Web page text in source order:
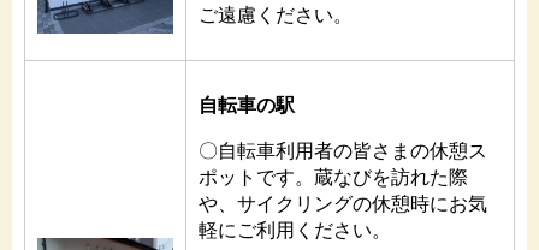
ご遠慮ください。
自転車の駅
〇自転車利用者の皆さまの休憩ス
ポットです。蔵なびを訪れた際
や、サイクリングの休憩時にお気
軽にご利用ください。